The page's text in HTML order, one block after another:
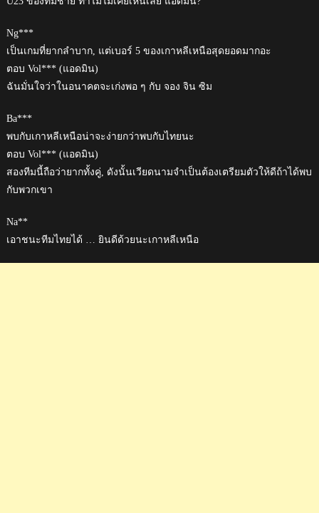
Ng***
เป็นเกมที่ยากลำบาก, แต่เบอร์ 5 ของเกาหลีเหนือสุดยอดมากอะ
ตอบ Vol*** (แอดมิน)
ฉันมั่นใจว่าในอนาคตจะเก่งพอ ๆ กับ จอง จิน ซิม
Ba***
พบกับเกาหลีเหนือน่าจะง่ายกว่าพบกับไทยนะ
ตอบ Vol*** (แอดมิน)
สองทีมนี้ถือว่ายากทั้งคู่, ดังนั้นเวียดนามจำเป็นต้องเตรียมตัวให้ดีถ้าได้พบ
กับพวกเขา
Na**
เอาชนะทีมไทยได้ … ยินดีด้วยนะเกาหลีเหนือ